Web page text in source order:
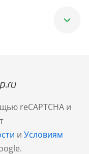
reCAPTCHA и
и Условиям